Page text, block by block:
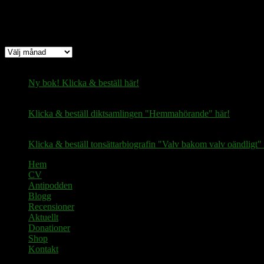
Arkiv
Ny bok! Klicka & beställ här!
Klicka & beställ diktsamlingen "Hemmahörande" här!
Klicka & beställ tonsättarbiografin "Valv bakom valv oändligt"
Hem
CV
Antipodden
Blogg
Recensioner
Aktuellt
Donationer
Shop
Kontakt